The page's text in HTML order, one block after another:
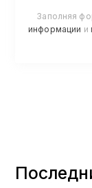
Заполняя
информации и